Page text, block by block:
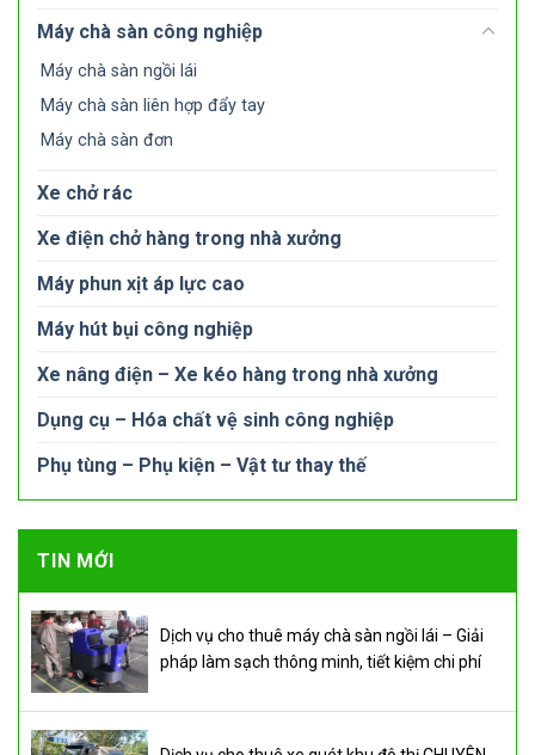
Máy chà sàn công nghiệp
Máy chà sàn ngồi lái
Máy chà sàn liên hợp đẩy tay
Máy chà sàn đơn
Xe chở rác
Xe điện chở hàng trong nhà xưởng
Máy phun xịt áp lực cao
Máy hút bụi công nghiệp
Xe nâng điện – Xe kéo hàng trong nhà xưởng
Dụng cụ – Hóa chất vệ sinh công nghiệp
Phụ tùng – Phụ kiện – Vật tư thay thế
TIN MỚI
Dịch vụ cho thuê máy chà sàn ngồi lái – Giải
pháp làm sạch thông minh, tiết kiệm chi phí